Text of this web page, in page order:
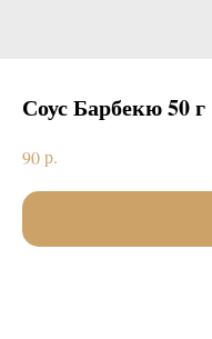
Соус Барбекю 50 г
90р.